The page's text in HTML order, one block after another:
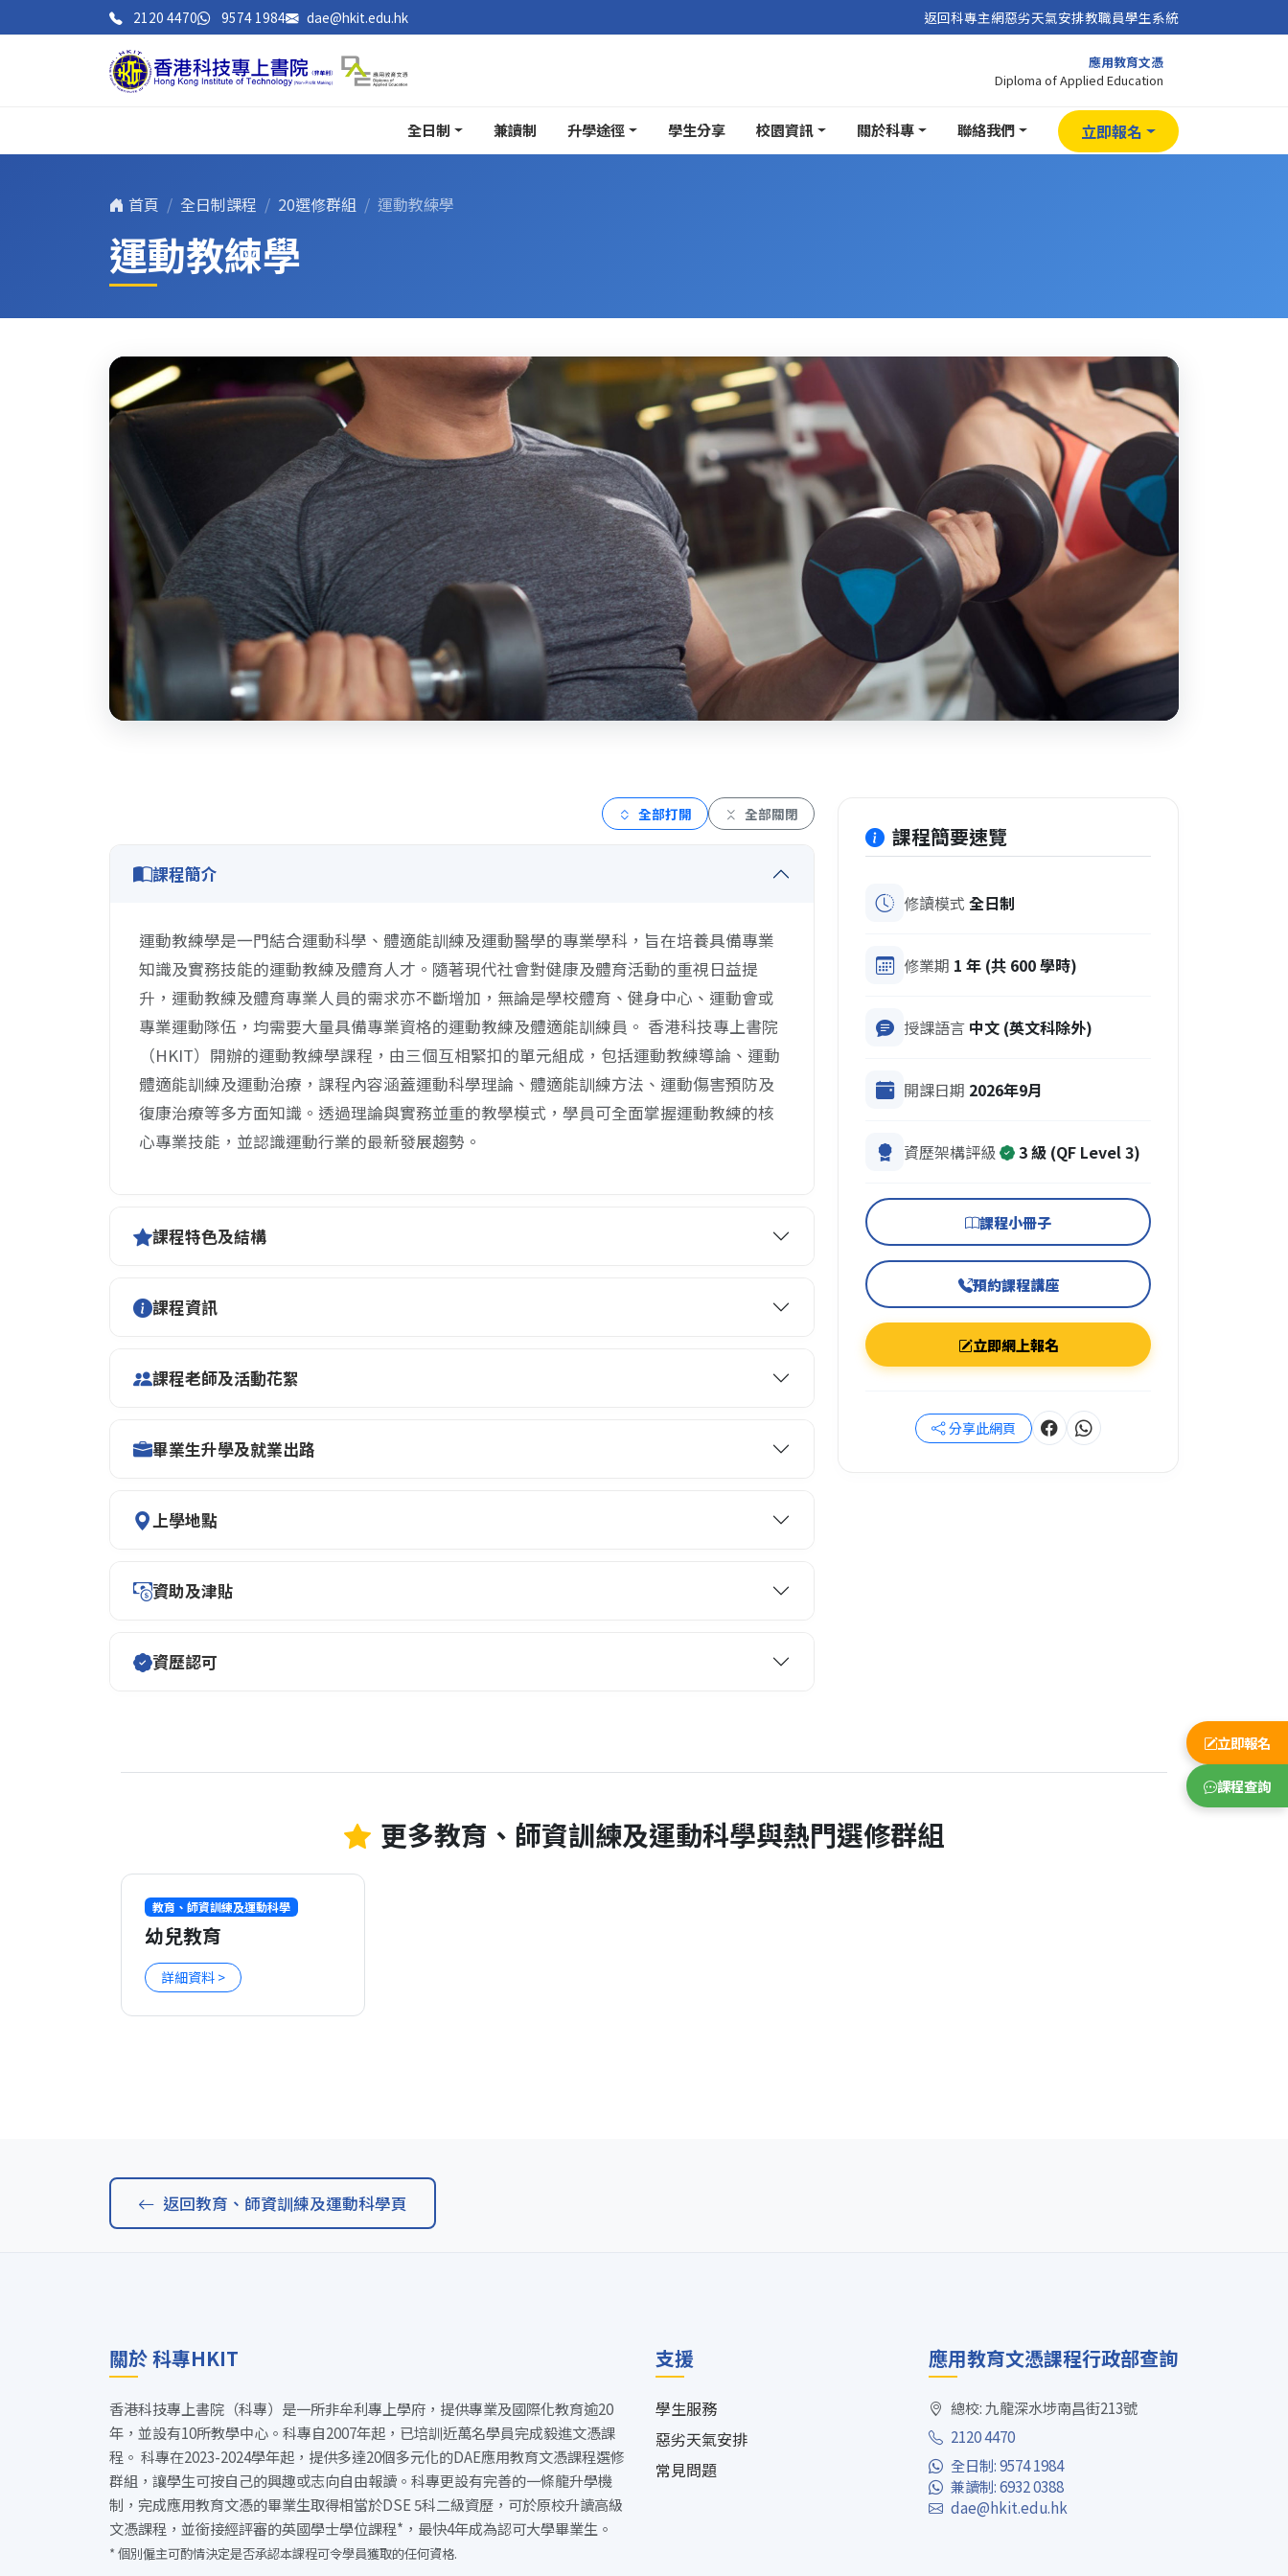
2120 4470 9574 1984 dae@hkit.edu.hk 返回科專主網惡劣天氣安排教職員學生系統
應用教育文憑
Diploma of Applied Education
全日制 兼讀制 升學途徑 學生分享 校園資訊 關於科專 聯絡我們 立即報名
立即報名
課程查詢
首頁 全日制課程 20選修群組 運動教練學
運動教練學
全部打開 全部關閉
課程簡介
運動教練學是一門結合運動科學、體適能訓練及運動醫學的專業學科，旨在培養具備專業
知識及實務技能的運動教練及體育人才。隨著現代社會對健康及體育活動的重視日益提
升，運動教練及體育專業人員的需求亦不斷增加，無論是學校體育、健身中心、運動會或
專業運動隊伍，均需要大量具備專業資格的運動教練及體適能訓練員。 香港科技專上書院
（HKIT）開辦的運動教練學課程，由三個互相緊扣的單元組成，包括運動教練導論、運動
體適能訓練及運動治療，課程內容涵蓋運動科學理論、體適能訓練方法、運動傷害預防及
復康治療等多方面知識。透過理論與實務並重的教學模式，學員可全面掌握運動教練的核
心專業技能，並認識運動行業的最新發展趨勢。
課程特色及結構
課程資訊
課程老師及活動花絮
畢業生升學及就業出路
上學地點
資助及津貼
資歷認可
課程簡要速覽
修讀模式 全日制
修業期 1 年 (共 600 學時)
授課語言 中文 (英文科除外)
開課日期 2026年9月
資歷架構評級 3 級 (QF Level 3)
課程小冊子
預約課程講座
立即網上報名
分享此網頁
更多教育、師資訓練及運動科學與熱門選修群組
教育、師資訓練及運動科學
幼兒教育
詳細資料 >
返回教育、師資訓練及運動科學頁
關於 科專HKIT
香港科技專上書院（科專）是一所非牟利專上學府，提供專業及國際化教育逾20
年，並設有10所教學中心。科專自2007年起，已培訓近萬名學員完成毅進文憑課
程。 科專在2023-2024學年起，提供多達20個多元化的DAE應用教育文憑課程選修
群組，讓學生可按自己的興趣或志向自由報讀。科專更設有完善的一條龍升學機
制，完成應用教育文憑的畢業生取得相當於DSE 5科二級資歷，可於原校升讀高級
文憑課程，並銜接經評審的英國學士學位課程*，最快4年成為認可大學畢業生。
* 個別僱主可酌情決定是否承認本課程可令學員獲取的任何資格.
支援
學生服務
惡劣天氣安排
常見問題
應用教育文憑課程行政部查詢
總校: 九龍深水埗南昌街213號
2120 4470
全日制: 9574 1984
兼讀制: 6932 0388
dae@hkit.edu.hk